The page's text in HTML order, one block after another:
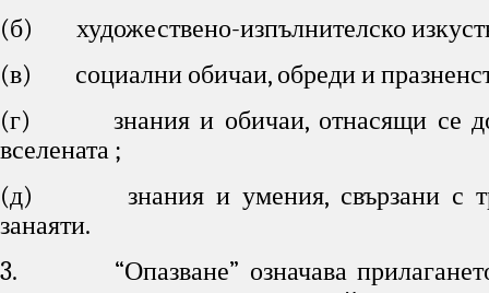
(б) художествено-изпълнителско
(в) социални обичаи, обреди и
(г) знания и обичаи, отнасящи се до
вселената ;
(д) знания и умения, свързани с
занаяти.
3. “Опазване” означава